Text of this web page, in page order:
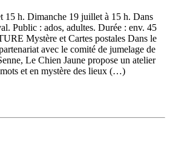
15 h. Dimanche 19 juillet à 15 h. Dans
Public : ados, adultes. Durée : env. 45
Mystère et Cartes postales Dans le
avec le comité de jumelage de
Le Chien Jaune propose un atelier
et en mystère des lieux (…)